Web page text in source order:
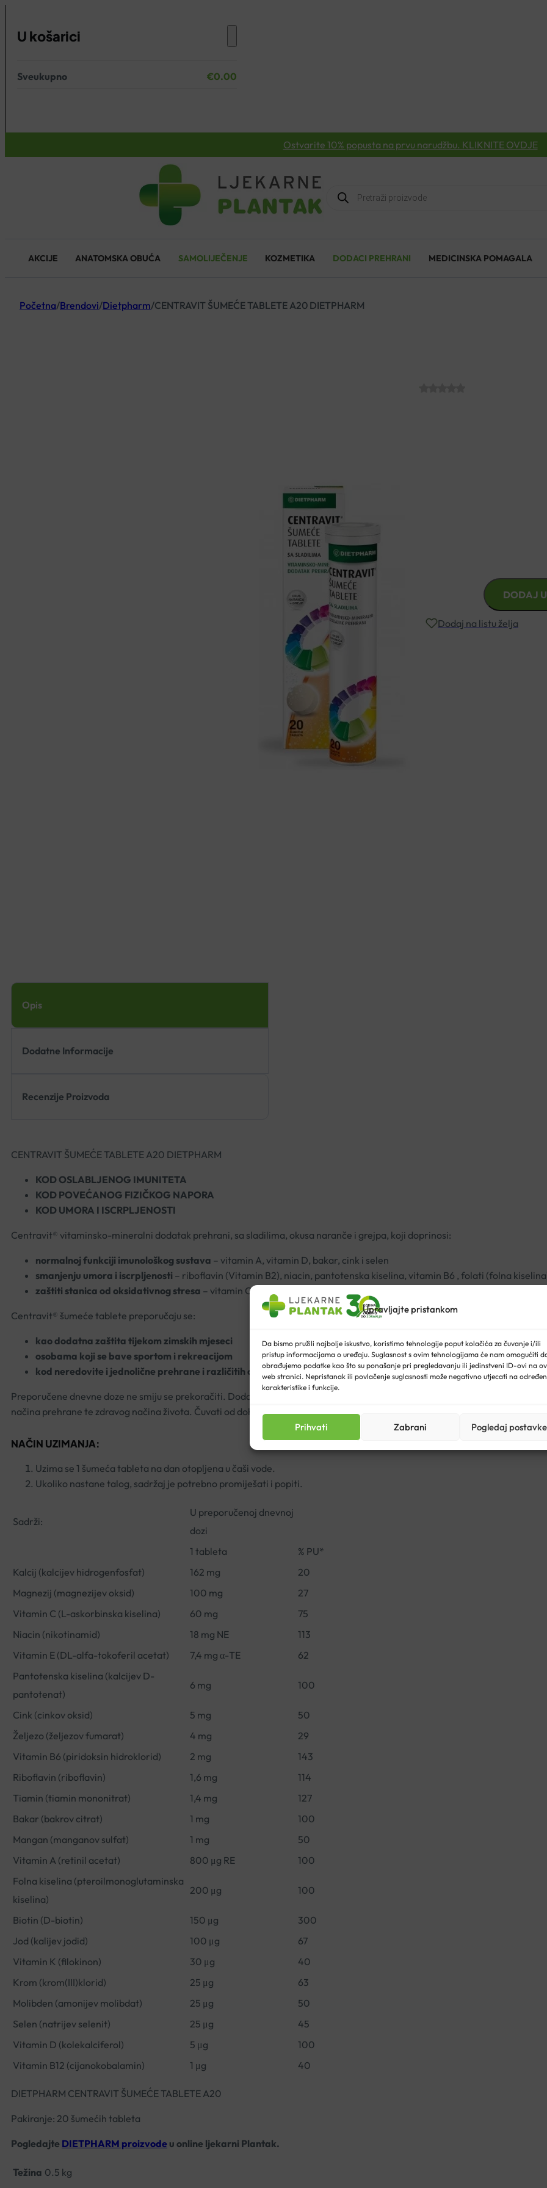
Upravljajte pristankom
Da bismo pružili najbolje iskustvo, koristimo tehnologije poput kolačića za čuvanje i/ili
pristup informacijama o uređaju. Suglasnost s ovim tehnologijama će nam omogućiti
obrađujemo podatke kao što su ponašanje pri pregledavanju ili jedinstveni ID-ovi na
web stranici. Nepristanak ili povlačenje suglasnosti može negativno utjecati na
karakteristike i funkcije.
Prihvati Zabrani Pogledaj postavke
U košarici
Nema proizvoda u košarici.
Sveukupno €0.00
Ostvarite 10% popusta na prvu narudžbu. KLIKNITE OVDJE
Products
search
AKCIJE ANATOMSKA OBUĆA SAMOLIJEČENJE KOZMETIKA DODACI PREHRANI MEDICINSKA POMAGALA
Početna/Brendovi/Dietpharm/CENTRAVIT ŠUMEĆE TABLETE A20 DIETPHARM
CENTRAVIT
Centravit® šumeće tablete
količinama važnim za
TABLETE
DODAJ
Dodaj na listu želja
Opis
Dodatne Informacije
Recenzije Proizvoda
CENTRAVIT ŠUMEĆE TABLETE A20 DIETPHARM
KOD OSLABLJENOG IMUNITETA
KOD POVEĆANOG FIZIČKOG NAPORA
KOD UMORA I ISCRPLJENOSTI
Centravit® vitaminsko-mineralni dodatak prehrani, sa sladilima, okusa naranče i grejpa, koji doprinosi:
normalnoj funkciji imunološkog sustava – vitamin A, vitamin D, bakar, cink i selen
smanjenju umora i iscrpljenosti – riboflavin (Vitamin B2), niacin, pantotenska kiselina, vitamin B6 , folati (folna
zaštiti stanica od oksidativnog stresa – vitamin C, selen, cink
Centravit® šumeće tablete preporučaju se:
kao dodatna zaštita tijekom zimskih mjeseci
osobama koji se bave sportom i rekreacijom
kod neredovite i jednolične prehrane i različitih dijeta
Preporučene dnevne doze ne smiju se prekoračiti. Dodatak prehrani nije nadomjestak ili zamjena uravnoteženoj prehrani.
načina prehrane te zdravog načina života. Čuvati od dohvata male djece.
NAČIN UZIMANJA:
Uzima se 1 šumeća tableta na dan otopljena u čaši vode.
Ukoliko nastane talog, sadržaj je potrebno promiješati i popiti.
Sadrži:
U preporučenoj dnevnoj
dozi
1 tableta
% PU*
Kalcij (kalcijev hidrogenfosfat)
162 mg
20
Magnezij (magnezijev oksid)
100 mg
27
Vitamin C (L-askorbinska kiselina)
60 mg
75
Niacin (nikotinamid)
18 mg NE
113
Vitamin E (DL-alfa-tokoferil acetat)
7,4 mg α-TE
62
Pantotenska kiselina (kalcijev D-
pantotenat)
6 mg 100
Cink (cinkov oksid) 5 mg
50
Željezo (željezov fumarat)
4 mg
29
Vitamin B6 (piridoksin hidroklorid)
2 mg
143
Riboflavin (riboflavin)
1,6 mg
114
Tiamin (tiamin mononitrat)
1,4 mg
127
Bakar (bakrov citrat)
1 mg
100
Mangan (manganov sulfat)
1 mg
50
Vitamin A (retinil acetat)
800 μg RE
100
Folna kiselina (pteroilmonoglutaminska
kiselina)
200 μg 100
Biotin (D-biotin) 150 μg
300
Jod (kalijev jodid)
100 μg
67
Vitamin K (filokinon)
30 μg
40
Krom (krom(III)klorid)
25 μg
63
Molibden (amonijev molibdat)
25 μg
50
Selen (natrijev selenit)
25 μg
45
Vitamin D (kolekalciferol)
5 μg
100
Vitamin B12 (cijanokobalamin)
1 μg 40
DIETPHARM CENTRAVIT ŠUMEĆE TABLETE A20
Pakiranje: 20 šumećih tableta
Pogledajte DIETPHARM proizvode u online ljekarni Plantak.
Težina 0.5 kg